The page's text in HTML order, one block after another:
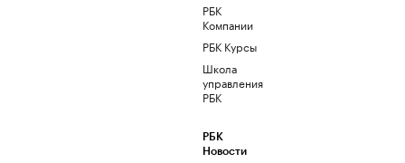
РБК
Компании
РБК Курсы
Школа
управления
РБК
РБК
Новости